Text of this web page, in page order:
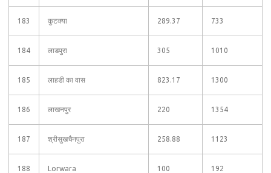
183 कुटक्या 289.37 733
184 लाडपुरा 305 1010
185 लाहडी का वास 823.17 1300
186 लाखनपुर 220 1354
187 श्रीसुखचैनपुरा 258.88 1123
188 Lorwara 100 192